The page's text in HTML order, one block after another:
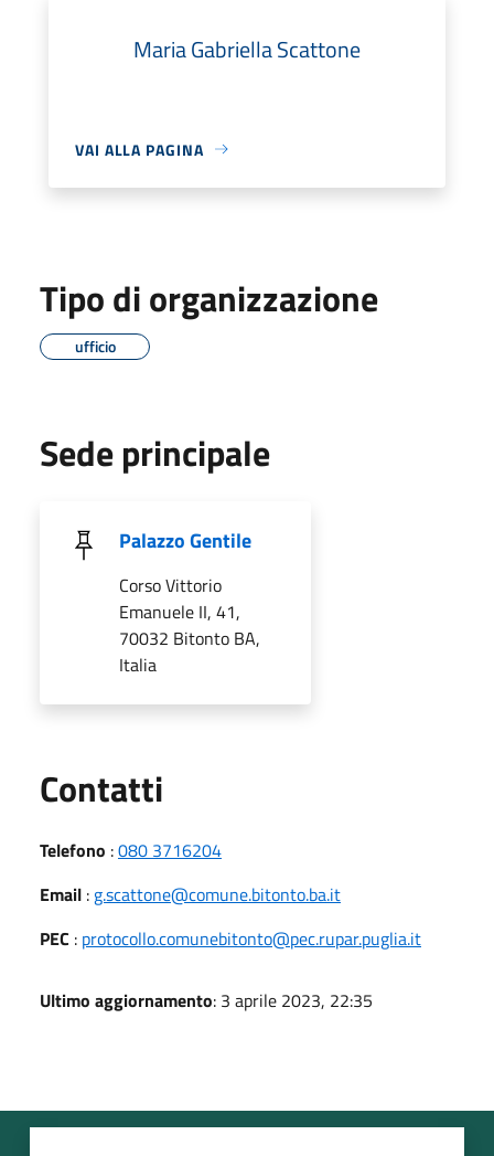
Maria Gabriella Scattone
VAI ALLA PAGINA
Tipo di organizzazione
ufficio
Sede principale
Palazzo Gentile
Corso Vittorio
Emanuele II, 41,
70032 Bitonto BA,
Italia
Contatti
Telefono :080 3716204
Email : g.scattone@comune.bitonto.ba.it
PEC : protocollo.comunebitonto@pec.rupar.puglia.it
Ultimo aggiornamento: 3 aprile 2023, 22:35